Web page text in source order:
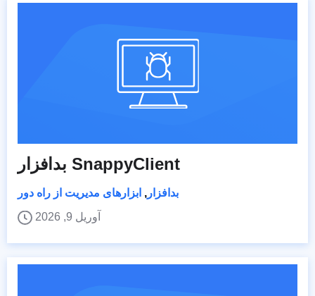
بدافزار SnappyClient
بدافزار , ابزارهای مدیریت از راه دور
آوریل 9, 2026